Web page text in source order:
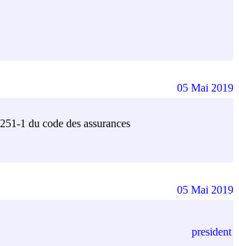
1 du code des assurances
05 Mai 2019
president
05 Mai 2019